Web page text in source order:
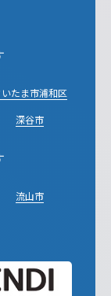
いたま市浦和区
深谷市
流山市